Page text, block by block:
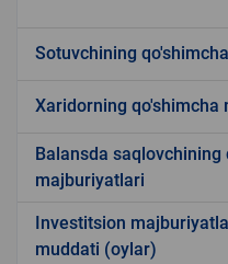
Sotuvchining
Xaridorning qo'shimcha
Balansda saqlovchining
majburiyatlari
Investitsion
muddati (oylar)